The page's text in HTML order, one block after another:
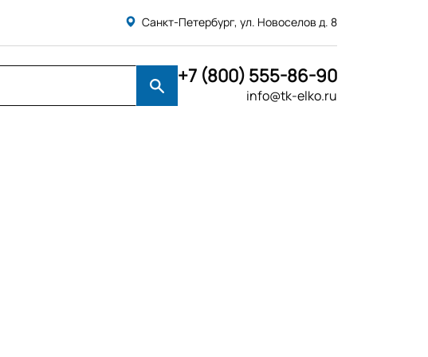
Санкт-Петербург, ул. Новоселов д. 8
+7 (800) 555-86-90
info@tk-elko.ru